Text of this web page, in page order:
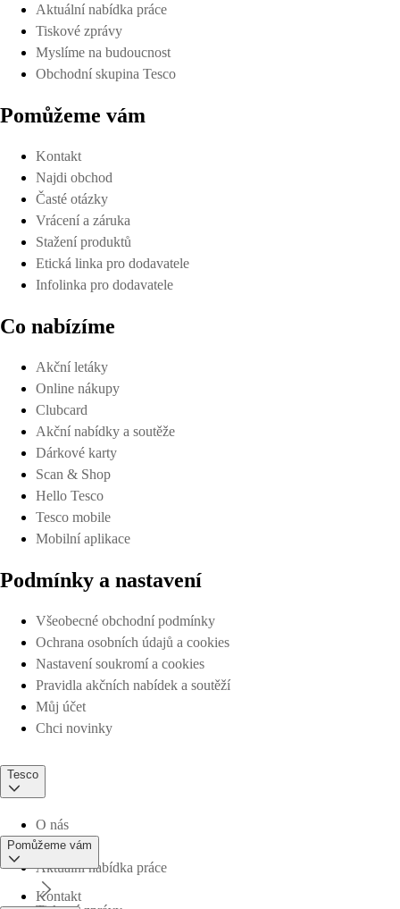
Aktuální nabídka práce
Tiskové zprávy
Myslíme na budoucnost
Obchodní skupina Tesco
Pomůžeme vám
Kontakt
Najdi obchod
Časté otázky
Vrácení a záruka
Stažení produktů
Etická linka pro dodavatele
Infolinka pro dodavatele
Co nabízíme
Akční letáky
Online nákupy
Clubcard
Akční nabídky a soutěže
Dárkové karty
Scan & Shop
Hello Tesco
Tesco mobile
Mobilní aplikace
Podmínky a nastavení
Všeobecné obchodní podmínky
Ochrana osobních údajů a cookies
Nastavení soukromí a cookies
Pravidla akčních nabídek a soutěží
Můj účet
Chci novinky
Tesco
O nás
Aktuální nabídka práce
Pomůžeme vám
Kontakt